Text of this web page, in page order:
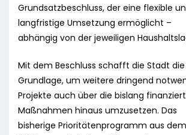
Grundsatzbeschluss, der eine flexible
langfristige Umsetzung ermöglicht –
abhängig von der jeweiligen
Mit dem Beschluss schafft die Stadt die
Grundlage, um weitere dringend
Projekte auch über die bislang
Maßnahmen hinaus umzusetzen. Das
bisherige Prioritätenprogramm aus